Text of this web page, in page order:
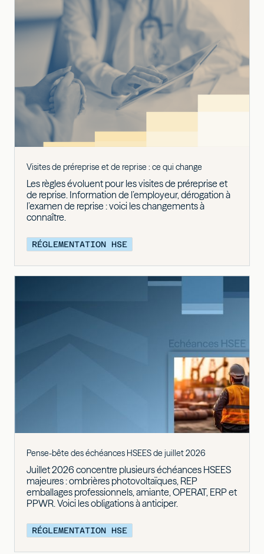
Visites de préreprise et de reprise : ce qui change
Les règles évoluent pour les visites de préreprise et
de reprise. Information de l’employeur, dérogation à
l’examen de reprise : voici les changements à
connaître.
RÉGLEMENTATION HSE
Pense-bête des échéances HSEES de juillet 2026
Juillet 2026 concentre plusieurs échéances HSEES
majeures : ombrières photovoltaïques, REP
emballages professionnels, amiante, OPERAT, ERP et
PPWR. Voici les obligations à anticiper.
RÉGLEMENTATION HSE